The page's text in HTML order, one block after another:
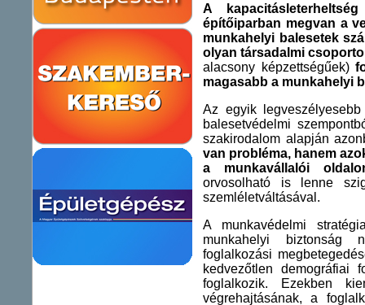
A
építőiparban megvan a
munkahelyi balesetek
olyan társadalmi
alacsony képzettségűek)
magasabb a munkahelyi
Az egyik
balesetvédelmi
szakirodalom alapján
van probléma, hanem
a munkavállalói
orvosolható is lenne
szemléletváltásával.
A munkavédelmi
munkahelyi biztonság
foglalkozási
kedvezőtlen demográfiai
foglalkozik. Ezekben
végrehajtásának, a